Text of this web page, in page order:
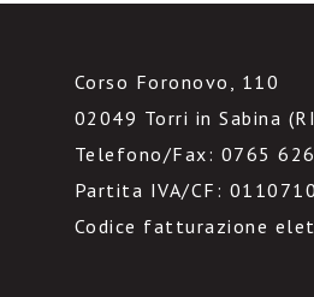
Corso Foronovo, 110
02049 Torri in Sabina
Telefono/Fax: 0765
Partita IVA/CF:
Codice fatturazione